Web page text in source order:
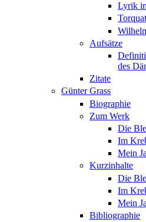
Lyrik
Aufsätze
des
Zitate
Günter Grass
Biographie
Zum Werk
Die
Im
Mein
Kurzinhalte
Die
Im
Mein
Bibliographie